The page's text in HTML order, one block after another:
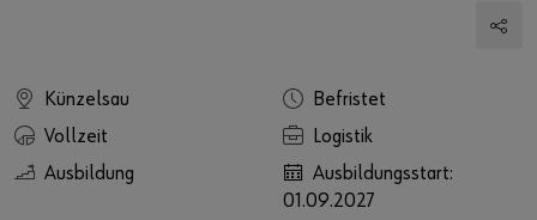
Künzelsau
Befristet
Vollzeit
Logistik
Ausbildung
Ausbildungsstart:
01.09.2027